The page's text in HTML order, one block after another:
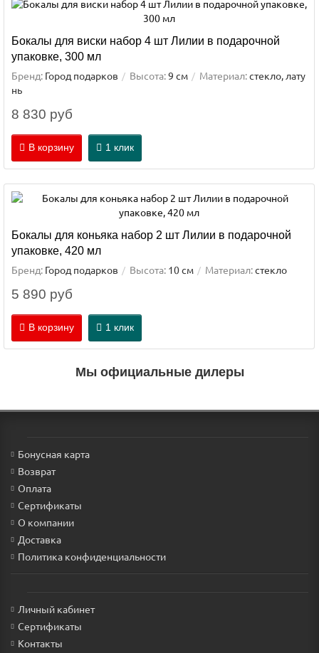
Бокалы для виски набор 4 шт Лилии в подарочной
упаковке, 300 мл
Бренд: Город подарков Высота:9 см Материал:стекло, лату
нь
8 830 руб
В корзину 1 клик
Бокалы для коньяка набор 2 шт Лилии в подарочной
упаковке, 420 мл
Бренд: Город подарков Высота: 10 см Материал:стекло
5 890 руб
В корзину 1 клик
Мы официальные дилеры
Бонусная карта
Возврат
Оплата
Сертификаты
О компании
Доставка
Политика конфиденциальности
Личный кабинет
Сертификаты
Контакты